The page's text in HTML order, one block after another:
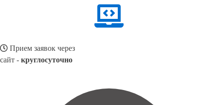
Прием заявок через
сайт - круглосуточно